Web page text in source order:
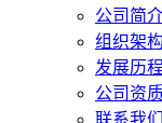
公司简
组织架构
发展历程
公司资
联系我们